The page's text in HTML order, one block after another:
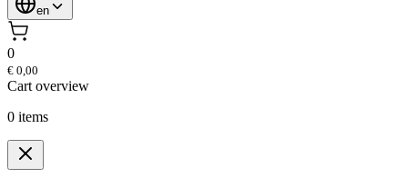
en
0
€ 0,00
Cart overview
0 items